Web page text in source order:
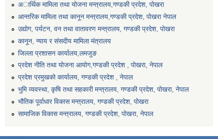
अार्थिक मामिला तथा योजना मन्त्रालय,गण्डकी प्रदेश, पोखरा
आन्तरिक मामिला तथा कानून मन्त्रालय,गण्डकी प्रदेश, पाेखरा नेपाल
उद्योग, पर्यटन, वन तथा वातावरण मन्त्रालय, गण्डकी प्रदेश, पोखरा
कानून, न्याय र संसदीय मामिला मंत्रालय
जिल्ला प्रशासन कार्यालय,लमजुङ
प्रदेश नीति तथा योजना आयोग,गण्डकी प्रदेश , पोखरा, नेपाल
प्रदेश प्रमुखको कार्यालय, गण्डकी प्रदेश , नेपाल
भुमि व्यवस्था, कृषि तथा सहकारी मन्त्रालय, गण्डकी प्रदेश, पोखरा, नेपाल
भौतिक पूर्वाधार विकास मन्त्रालय, गण्डकी प्रदेश, पाेखरा
सामाजिक विकास मन्त्रालय, गण्डकी प्रदेश, पोखरा, नेपाल